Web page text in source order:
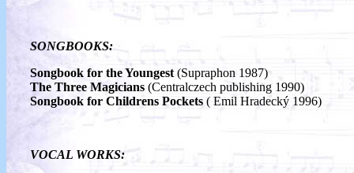
SONGBOOKS:
Songbook for the Youngest (Supraphon 1987)
The Three Magicians (Centralczech publishing 1990)
Songbook for Childrens Pockets ( Emil Hradecký 1996)
VOCAL WORKS: